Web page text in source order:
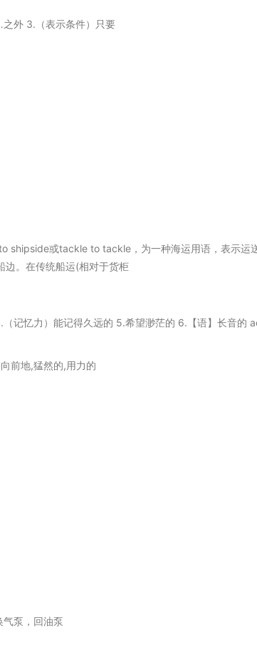
外 3.（表示条件）只要
shipside或tackle to tackle，为一种海运用语，表示运
边。在传统船运(相对于货柜
记忆力）能记得久远的 5.希望渺茫的 6.【语】长音的
前地,猛然的,用力的
气泵，回油泵